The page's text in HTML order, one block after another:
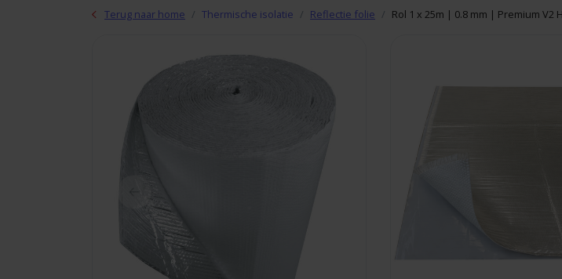
Terug naar home Thermische isolatie Reflectie folie Rol 1 x 25m | 0.8 mm | Premium